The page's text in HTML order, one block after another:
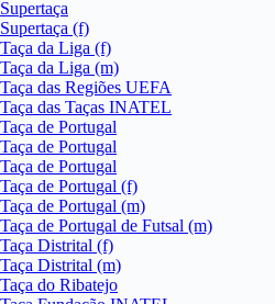
Supertaça
Supertaça (f)
Taça da Liga (f)
Taça da Liga (m)
Taça das Regiões UEFA
Taça das Taças INATEL
Taça de Portugal
Taça de Portugal
Taça de Portugal
Taça de Portugal (f)
Taça de Portugal (m)
Taça de Portugal de Futsal (m)
Taça Distrital (f)
Taça Distrital (m)
Taça do Ribatejo